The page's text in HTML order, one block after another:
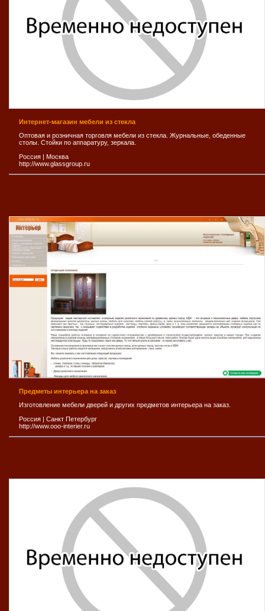
Интернет-магазин мебели из стекла
Оптовая и розничная торговля мебели из стекла. Журнальные, обеденные
столы. Стойки по аппаратуру, зеркала.
Россия | Москва
http://www.glassgroup.ru
Предметы интерьера на заказ
Изготовление мебели дверей и других предметов интерьера на заказ.
Россия | Санкт Петербург
http://www.ooo-interier.ru